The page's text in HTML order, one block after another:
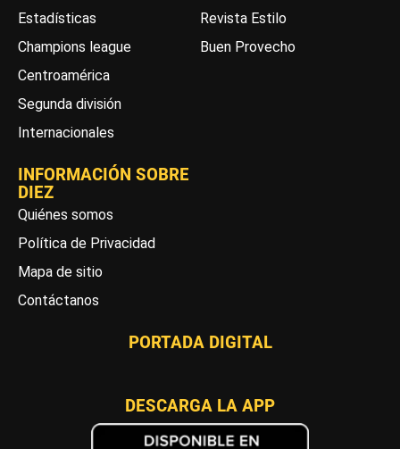
Estadísticas
Champions league
Centroamérica
Segunda división
Internacionales
Revista Estilo
Buen Provecho
INFORMACIÓN SOBRE
DIEZ
Quiénes somos
Política de Privacidad
Mapa de sitio
Contáctanos
PORTADA DIGITAL
DESCARGA LA APP